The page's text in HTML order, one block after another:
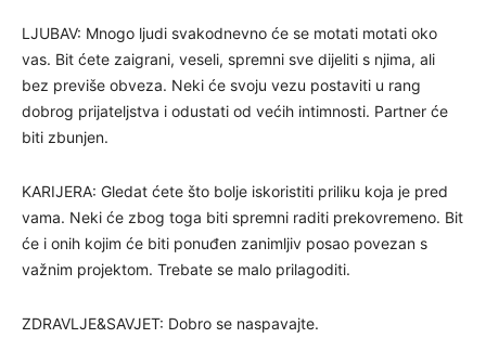
LJUBAV: Mnogo ljudi svakodnevno će se motati motati oko
vas. Bit ćete zaigrani, veseli, spremni sve dijeliti s njima, ali
bez previše obveza. Neki će svoju vezu postaviti u rang
dobrog prijateljstva i odustati od većih intimnosti. Partner će
biti zbunjen.
KARIJERA: Gledat ćete što bolje iskoristiti priliku koja je pred
vama. Neki će zbog toga biti spremni raditi prekovremeno. Bit
će i onih kojim će biti ponuđen zanimljiv posao povezan s
važnim projektom. Trebate se malo prilagoditi.
ZDRAVLJE&SAVJET: Dobro se naspavajte.